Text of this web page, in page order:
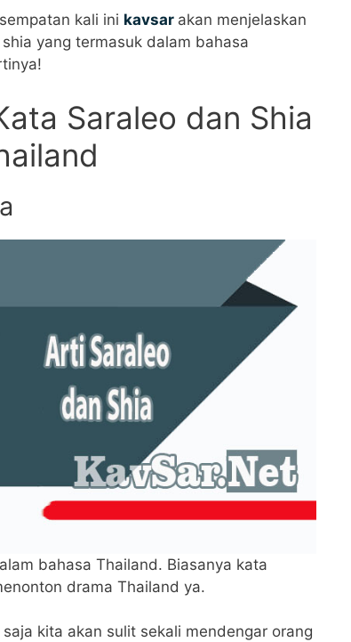
kali ini kavsar akan menjelaskan
yang termasuk dalam bahasa
Saraleo dan Shia
bahasa Thailand. Biasanya kata
drama Thailand ya.
kita akan sulit sekali mendengar orang